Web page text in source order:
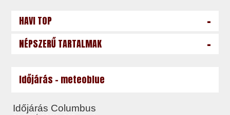
HAVI TOP -
NÉPSZERŰ TARTALMAK -
Időjárás - meteoblue